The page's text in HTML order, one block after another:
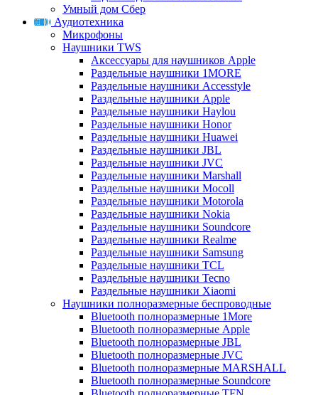
Умный дом Сбер
Аудиотехника
Микрофоны
Наушники TWS
Аксессуары для наушников Apple
Раздельные наушники 1MORE
Раздельные наушники Accesstyle
Раздельные наушники Apple
Раздельные наушники Haylou
Раздельные наушники Honor
Раздельные наушники Huawei
Раздельные наушники JBL
Раздельные наушники JVC
Раздельные наушники Marshall
Раздельные наушники Mocoll
Раздельные наушники Motorola
Раздельные наушники Nokia
Раздельные наушники Soundcore
Раздельные наушники Realme
Раздельные наушники Samsung
Раздельные наушники TCL
Раздельные наушники Tecno
Раздельные наушники Xiaomi
Наушники полноразмерные беспроводные
Bluetooth полноразмерные 1More
Bluetooth полноразмерные Apple
Bluetooth полноразмерные JBL
Bluetooth полноразмерные JVC
Bluetooth полноразмерные MARSHALL
Bluetooth полноразмерные Soundcore